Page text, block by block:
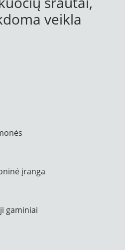
veikla
įranga
gaminiai